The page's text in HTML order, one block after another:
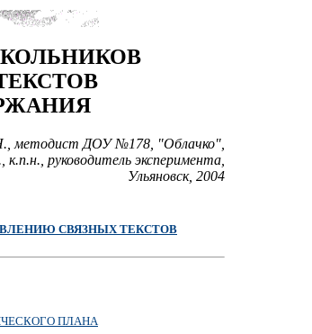
методист ДОУ №178, "Облачко",
к.п.н., руководитель эксперимента,
Ульяновск, 2004
СВЯЗНЫХ ТЕКСТОВ
ПЛАНА